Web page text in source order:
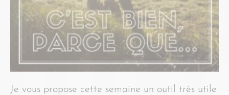
Je vous propose cette semaine un outil très utile